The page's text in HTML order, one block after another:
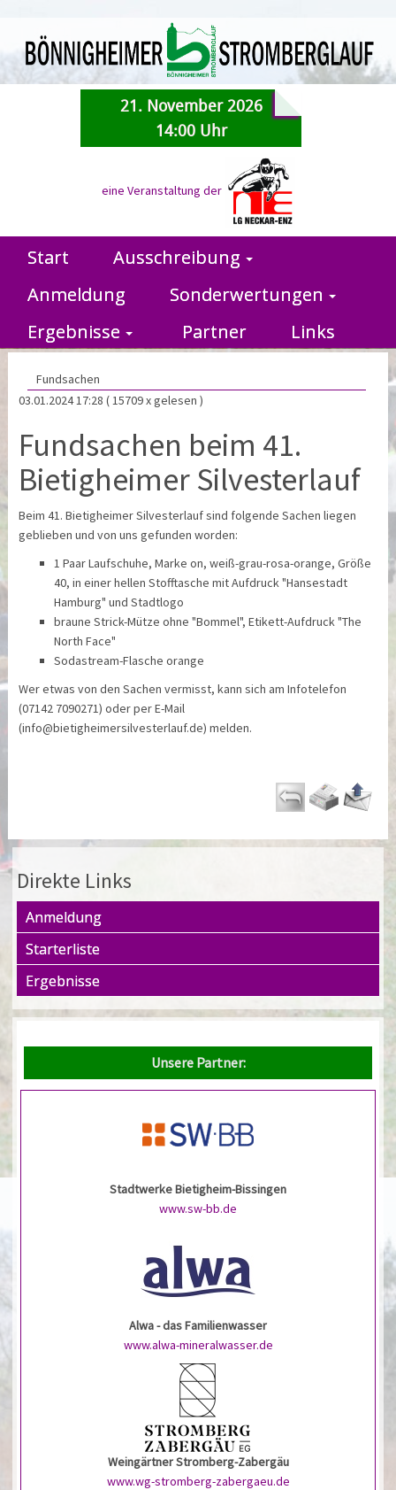
21. November 2026
14:00 Uhr
eine Veranstaltung der
Start
Ausschreibung
Anmeldung
Sonderwertungen
Ergebnisse
Partner Links
Fundsachen
03.01.2024 17:28 ( 15709 x gelesen )
Fundsachen beim 41.
Bietigheimer Silvesterlauf
Beim 41. Bietigheimer Silvesterlauf sind folgende Sachen liegen
geblieben und von uns gefunden worden:
1 Paar Laufschuhe, Marke on, weiß-grau-rosa-orange, Größe
40, in einer hellen Stofftasche mit Aufdruck "Hansestadt
Hamburg" und Stadtlogo
braune Strick-Mütze ohne "Bommel", Etikett-Aufdruck "The
North Face"
Sodastream-Flasche orange
Wer etwas von den Sachen vermisst, kann sich am Infotelefon
(07142 7090271) oder per E-Mail
(info@bietigheimersilvesterlauf.de) melden.
Direkte Links
Anmeldung
Starterliste
Ergebnisse
Unsere Partner:
Stadtwerke Bietigheim-Bissingen
www.sw-bb.de
Alwa - das Familienwasser
www.alwa-mineralwasser.de
Weingärtner Stromberg-Zabergäu
www.wg-stromberg-zabergaeu.de